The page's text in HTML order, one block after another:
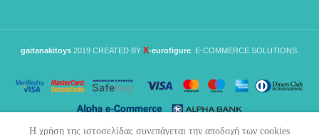
gaitanakitoys 2019 CREATED BY X-eurofigure. E-COMMERCE SOLUTIONS.
Η χρήση της ιστοσελίδας συνεπάγεται την αποδοχή των cookies